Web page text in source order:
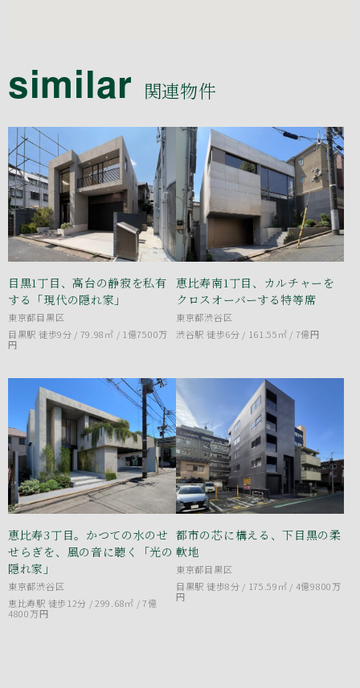
similar 関連物件
目黒1丁目、高台の静寂を私有
する「現代の隠れ家」
東京都目黒区
目黒駅 徒歩9分 / 79.98㎡ / 1億7500万
円
恵比寿南1丁目、カルチャーを
クロスオーバーする特等席
東京都渋谷区
渋谷駅 徒歩6分 / 161.55㎡ / 7億円
恵比寿3丁目。かつての水のせ
せらぎを、風の音に聴く「光の
隠れ家」
東京都渋谷区
恵比寿駅 徒歩12分 / 299.68㎡ /7億
4800万円
都市の芯に構える、下目黒の柔
軟地
東京都目黒区
目黒駅 徒歩8分 / 175.59㎡ / 4億9800万
円